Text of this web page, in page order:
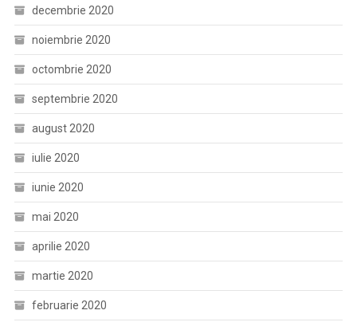
decembrie 2020
noiembrie 2020
octombrie 2020
septembrie 2020
august 2020
iulie 2020
iunie 2020
mai 2020
aprilie 2020
martie 2020
februarie 2020